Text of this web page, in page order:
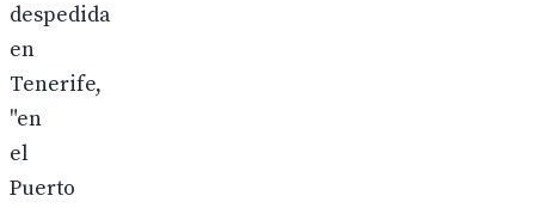
despedida
en
Tenerife,
"en
el
Puerto